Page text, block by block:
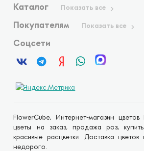
Каталог Показать все
Покупателям Показать все
Соцсети
FlowerCube, Интернет-магазин
цветы на заказ, продажа роз,
красивые расцветки. Доставка
недорого.